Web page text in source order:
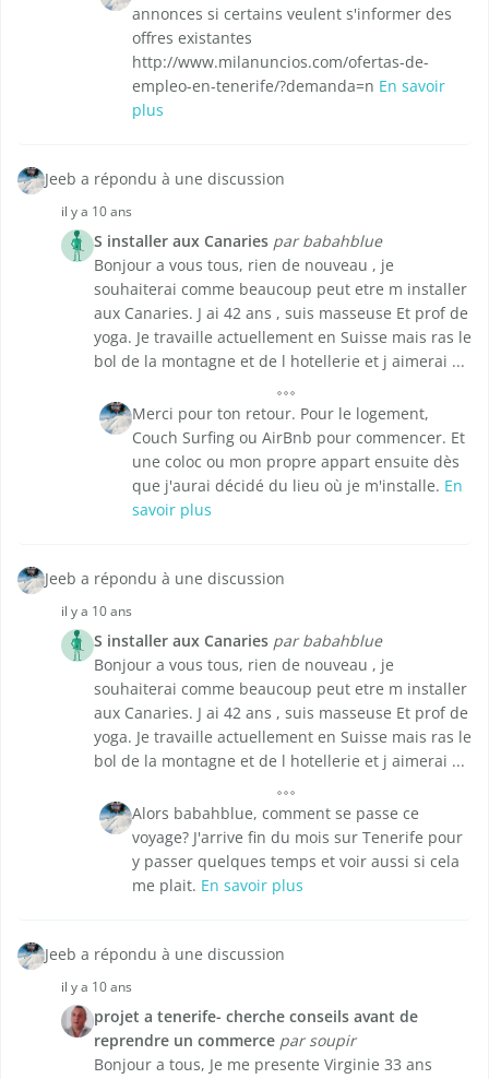
annonces si certains veulent s'informer des
offres existantes
http://www.milanuncios.com/ofertas-de-
empleo-en-tenerife/?demanda=n En savoir
plus
Jeeb a répondu à une discussion
il y a 10 ans
S installer aux Canaries par babahblue
Bonjour a vous tous, rien de nouveau , je
souhaiterai comme beaucoup peut etre m installer
aux Canaries. J ai 42 ans , suis masseuse Et prof de
yoga. Je travaille actuellement en Suisse mais ras le
bol de la montagne et de l hotellerie et j aimerai ...
Merci pour ton retour. Pour le logement,
Couch Surfing ou AirBnb pour commencer. Et
une coloc ou mon propre appart ensuite dès
que j'aurai décidé du lieu où je m'installe. En
savoir plus
Jeeb a répondu à une discussion
il y a 10 ans
S installer aux Canaries par babahblue
Bonjour a vous tous, rien de nouveau , je
souhaiterai comme beaucoup peut etre m installer
aux Canaries. J ai 42 ans , suis masseuse Et prof de
yoga. Je travaille actuellement en Suisse mais ras le
bol de la montagne et de l hotellerie et j aimerai ...
Alors babahblue, comment se passe ce
voyage? J'arrive fin du mois sur Tenerife pour
y passer quelques temps et voir aussi si cela
me plait. En savoir plus
Jeeb a répondu à une discussion
il y a 10 ans
projet a tenerife- cherche conseils avant de
reprendre un commerce par soupir
Bonjour a tous, Je me presente Virginie 33 ans